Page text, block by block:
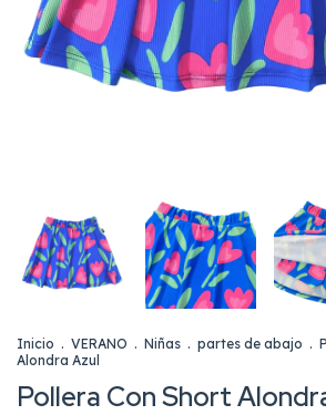
Inicio . VERANO . Niñas . partes de abajo .
Alondra Azul
Pollera Con Short